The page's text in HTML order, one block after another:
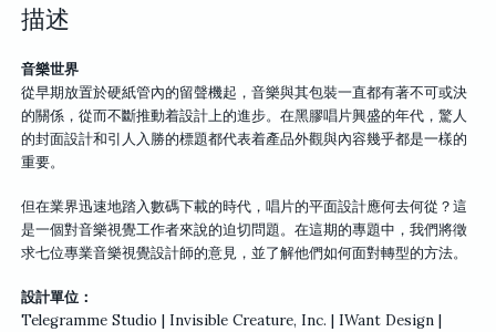
描述
音樂世界
從早期放置於硬紙管內的留聲機起，音樂與其包裝一直都有著不可或決
的關係，從而不斷推動着設計上的進步。在黑膠唱片興盛的年代，驚人
的封面設計和引人入勝的標題都代表着產品外觀與內容幾乎都是一樣的
重要。
但在業界迅速地踏入數碼下載的時代，唱片的平面設計應何去何從？這
是一個對音樂視覺工作者來說的迫切問題。在這期的專題中，我們將徵
求七位專業音樂視覺設計師的意見，並了解他們如何面對轉型的方法。
設計單位：
Telegramme Studio | Invisible Creature, Inc. | IWant Design |